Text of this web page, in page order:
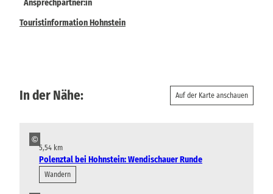
Ansprechpartner:in
Touristinformation Hohnstein
In der Nähe: Auf der Karte anschauen
©
5,54 km
Polenztal bei Hohnstein: Wendischauer Runde
Wandern